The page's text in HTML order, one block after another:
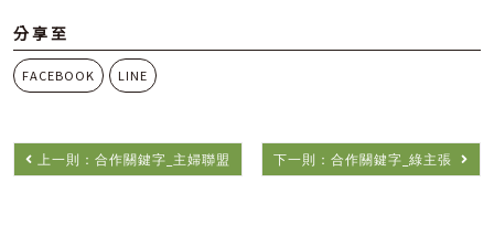
分享至
FACEBOOK LINE
上一則：合作關鍵字_主婦聯盟 下一則：合作關鍵字_綠主張